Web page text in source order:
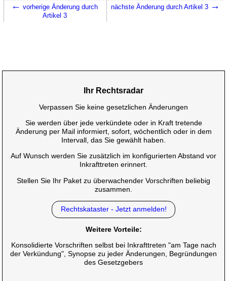
← vorherige Änderung durch
Artikel 3
nächste Änderung durch Artikel 3 →
Ihr Rechtsradar
Verpassen Sie keine gesetzlichen Änderungen
Sie werden über jede verkündete oder in Kraft tretende
Änderung per Mail informiert, sofort, wöchentlich oder in dem
Intervall, das Sie gewählt haben.
Auf Wunsch werden Sie zusätzlich im konfigurierten Abstand vor
Inkrafttreten erinnert.
Stellen Sie Ihr Paket zu überwachender Vorschriften beliebig
zusammen.
Rechtskataster - Jetzt anmelden!
Weitere Vorteile:
Konsolidierte Vorschriften selbst bei Inkrafttreten "am Tage nach
der Verkündung", Synopse zu jeder Änderungen, Begründungen
des Gesetzgebers